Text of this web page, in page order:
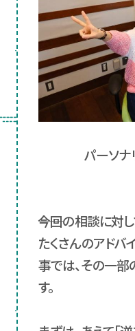
パーソナ
――今回の相談に対
たくさんのアドバ
事では、その一
す。